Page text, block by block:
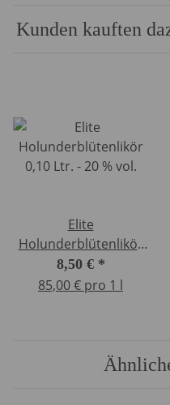
Kunden kauften
Elite
Holunderblütenlikör
0,10 Ltr. - 20 % vol.
8,50 € *
85,00 € pro 1 l